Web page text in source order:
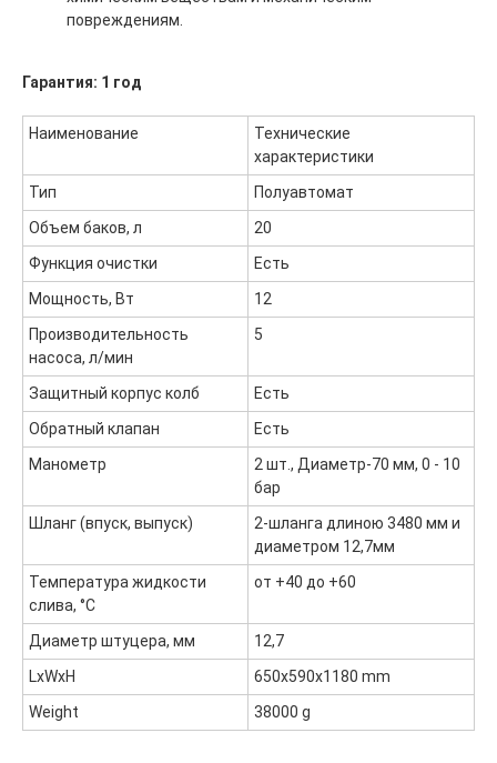
повреждениям.
Гарантия: 1 год
Наименование
Технические
характеристики
Тип
Полуавтомат
Объем баков, л
20
Функция очистки
Есть
Мощность, Вт
12
Производительность
насоса, л/мин
5
Защитный корпус колб
Есть
Обратный клапан
Есть
Манометр
2 шт., Диаметр-70 мм, 0 - 10
бар
Шланг (впуск, выпуск)
2-шланга длиною 3480 мм и
диаметром 12,7мм
Температура жидкости
слива, °С
от +40 до +60
Диаметр штуцера, мм
12,7
LxWxH
650x590x1180 mm
Weight
38000 g
ООО "ФорАвтоКом"
Доставка и оплата
Контакты
Политика обработки персональных данных
2015-2025